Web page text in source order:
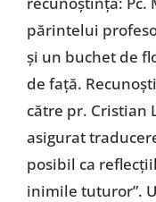
părintelui
și un buchet de
de față.
către pr. Cristian
asigurat
posibil ca
inimile tuturor”.